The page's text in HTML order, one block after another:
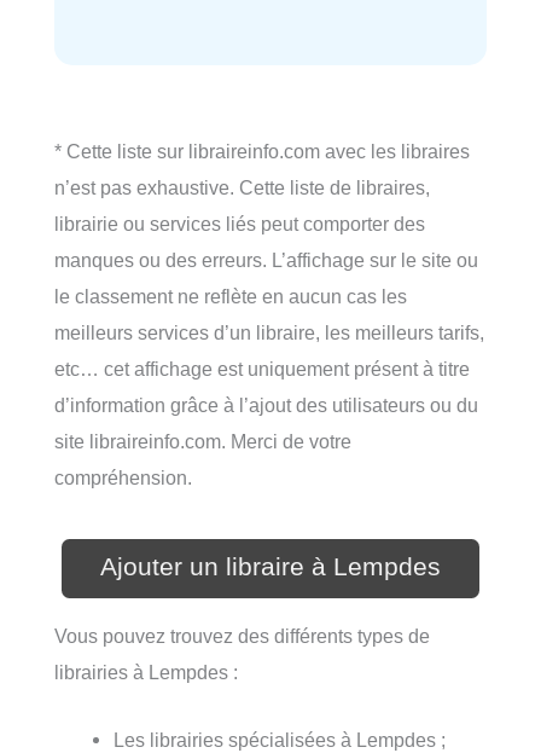
* Cette liste sur libraireinfo.com avec les libraires
n’est pas exhaustive. Cette liste de libraires,
librairie ou services liés peut comporter des
manques ou des erreurs. L’affichage sur le site ou
le classement ne reflète en aucun cas les
meilleurs services d’un libraire, les meilleurs tarifs,
etc… cet affichage est uniquement présent à titre
d’information grâce à l’ajout des utilisateurs ou du
site libraireinfo.com. Merci de votre
compréhension.
Ajouter un libraire à Lempdes
Vous pouvez trouvez des différents types de
librairies à Lempdes :
Les librairies spécialisées à Lempdes ;